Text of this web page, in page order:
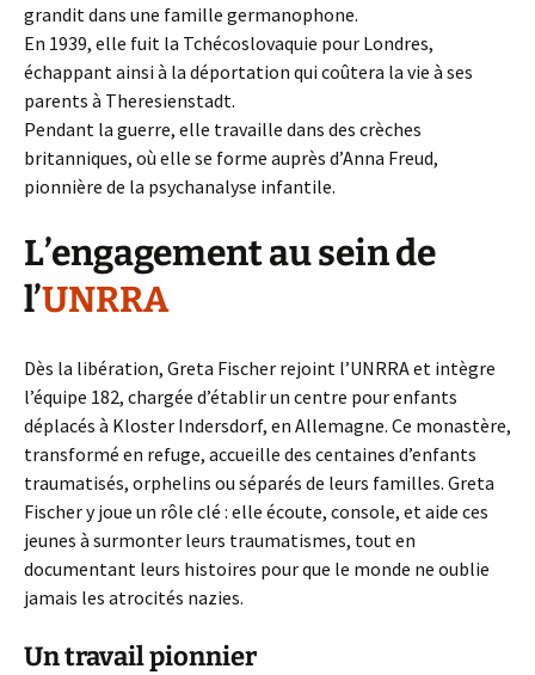
grandit dans une famille germanophone.
En 1939, elle fuit la Tchécoslovaquie pour Londres,
échappant ainsi à la déportation qui coûtera la vie à ses
parents à Theresienstadt.
Pendant la guerre, elle travaille dans des crèches
britanniques, où elle se forme auprès d’Anna Freud,
pionnière de la psychanalyse infantile.
L’engagement au sein de
l’UNRRA
Dès la libération, Greta Fischer rejoint l’UNRRA et intègre
l’équipe 182, chargée d’établir un centre pour enfants
déplacés à Kloster Indersdorf, en Allemagne. Ce monastère,
transformé en refuge, accueille des centaines d’enfants
traumatisés, orphelins ou séparés de leurs familles. Greta
Fischer y joue un rôle clé : elle écoute, console, et aide ces
jeunes à surmonter leurs traumatismes, tout en
documentant leurs histoires pour que le monde ne oublie
jamais les atrocités nazies.
Un travail pionnier